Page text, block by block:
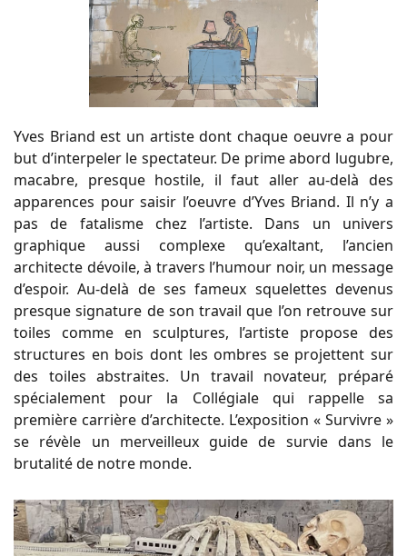
Yves Briand est un artiste dont chaque oeuvre a pour
but d’interpeler le spectateur. De prime abord lugubre,
macabre, presque hostile, il faut aller au-delà des
apparences pour saisir l’oeuvre d’Yves Briand. Il n’y a
pas de fatalisme chez l’artiste. Dans un univers
graphique aussi complexe qu’exaltant, l’ancien
architecte dévoile, à travers l’humour noir, un message
d’espoir. Au-delà de ses fameux squelettes devenus
presque signature de son travail que l’on retrouve sur
toiles comme en sculptures, l’artiste propose des
structures en bois dont les ombres se projettent sur
des toiles abstraites. Un travail novateur, préparé
spécialement pour la Collégiale qui rappelle sa
première carrière d’architecte. L’exposition « Survivre »
se révèle un merveilleux guide de survie dans le
brutalité de notre monde.